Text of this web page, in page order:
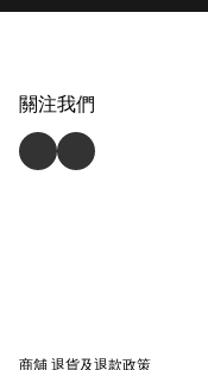
關注我們
商舖退貨及退款政策